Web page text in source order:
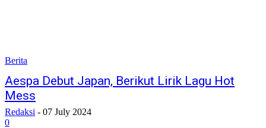
Berita
Aespa Debut Japan, Berikut Lirik Lagu Hot
Mess
Redaksi - 07 July 2024
0